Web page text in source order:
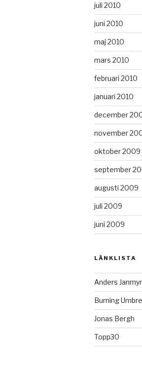
juli 2010
juni 2010
maj 2010
mars 2010
februari 2010
januari 2010
december
november
oktober 2009
september
augusti 2009
juli 2009
juni 2009
LÄNKLISTA
Anders Janmyr
Burning
Jonas Bergh
Topp30